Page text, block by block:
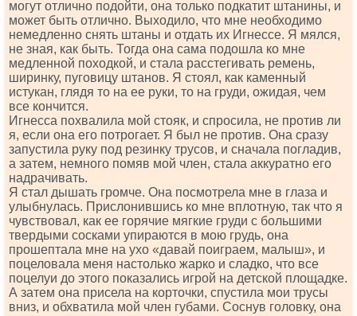
могут отлично подойти, она только подкатит штанины, и
может быть отлично. Выходило, что мне необходимо
немедленно снять штаны и отдать их Игнессе. Я мялся,
не зная, как быть. Тогда она сама подошла ко мне
медленной походкой, и стала расстегивать ремень,
ширинку, пуговицу штанов. Я стоял, как каменный
истукан, глядя то на ее руки, то на груди, ожидая, чем
все кончится.
Игнесса похвалила мой стояк, и спросила, не против ли
я, если она его потрогает. Я был не против. Она сразу
запустила руку под резинку трусов, и сначала погладив,
а затем, немного помяв мой член, стала аккуратно его
надрачивать.
Я стал дышать громче. Она посмотрела мне в глаза и
улыбнулась. Прислонившись ко мне вплотную, так что я
чувствовал, как ее горячие мягкие груди с большими
твердыми сосками упираются в мою грудь, она
прошептала мне на ухо «давай поиграем, малыш», и
поцеловала меня настолько жарко и сладко, что все
поцелуи до этого показались игрой на детской площадке.
А затем она присела на корточки, спустила мои трусы
вниз, и обхватила мой член губами. Соснув головку, она